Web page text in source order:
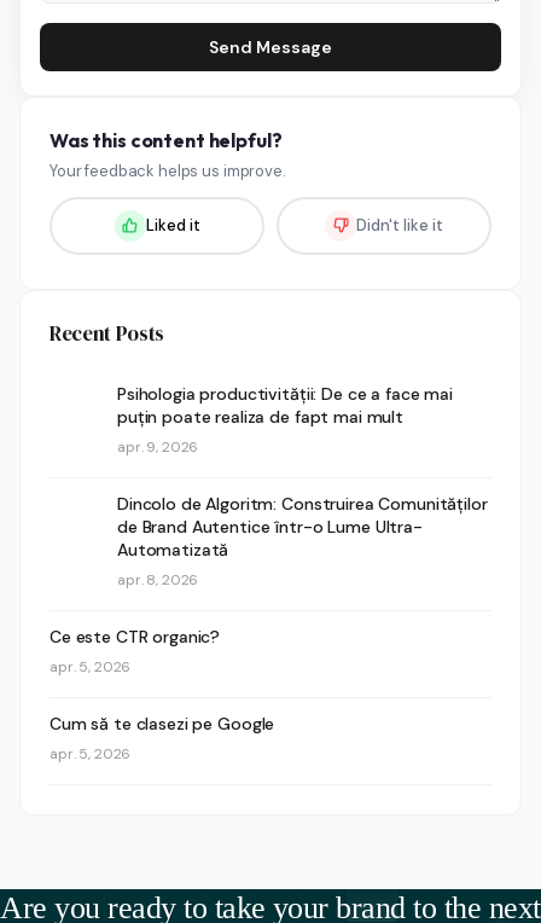
Send Message
Was this content helpful?
Your feedback helps us improve.
Liked it Didn't like it
Recent Posts
Psihologia productivității: De ce a face mai
puțin poate realiza de fapt mai mult
apr. 9, 2026
Dincolo de Algoritm: Construirea Comunităților
de Brand Autentice într-o Lume Ultra-
Automatizată
apr. 8, 2026
Ce este CTR organic?
apr. 5, 2026
Cum să te clasezi pe Google
apr. 5, 2026
Are you ready to take your brand to the next